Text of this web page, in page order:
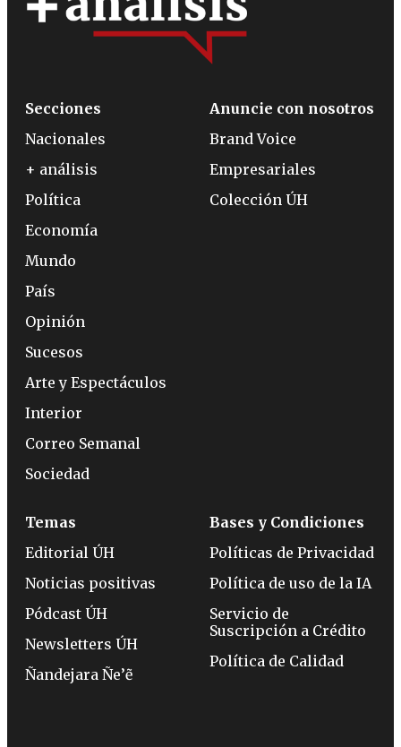
Secciones
Nacionales
+ análisis
Política
Economía
Mundo
País
Opinión
Sucesos
Arte y Espectáculos
Interior
Correo Semanal
Sociedad
Anuncie con nosotros
Brand Voice
Empresariales
Colección ÚH
Temas
Editorial ÚH
Noticias positivas
Pódcast ÚH
Newsletters ÚH
Ñandejara Ñe’ẽ
Bases y Condiciones
Políticas de Privacidad
Política de uso de la IA
Servicio de
Suscripción a Crédito
Política de Calidad